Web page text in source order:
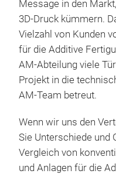
Message in den
3D-Druck kümmern.
Vielzahl von Kunden
für die Additive
AM-Abteilung viele
Projekt in die
AM-Team betreut.
Wenn wir uns den
Sie Unterschiede und
Vergleich von
und Anlagen für die